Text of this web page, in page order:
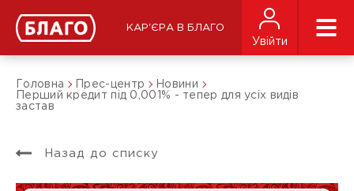
КАР'ЄРА В БЛАГО
Увійти
Головна Прес-центр
Новини
Перший кредит під 0,001% - тепер для усіх видів
застав
Назад до списку